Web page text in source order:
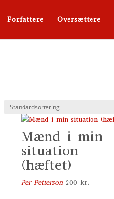
Forfattere Oversættere
Mænd i min
situation
(hæftet)
Per Petterson 200 kr.